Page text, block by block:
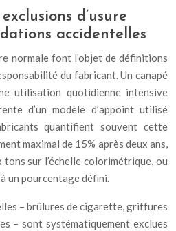
d’usure
accidentelles
normale font l’objet de définitions
du fabricant. Un canapé
utilisation quotidienne intensive
d’un modèle d’appoint utilisé
quantifient souvent cette
maximal de 15% après deux ans,
sur l’échelle colorimétrique, ou
un pourcentage défini.
– brûlures de cigarette, griffures
– sont systématiquement exclues